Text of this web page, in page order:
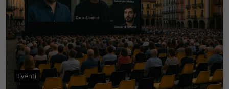
Eventi